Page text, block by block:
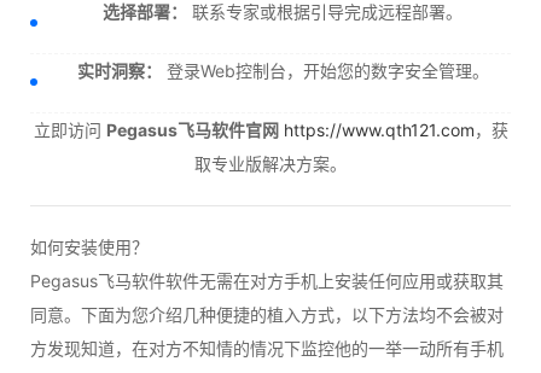
选择部署： 联系专家或根据引导完成远程部署。
实时洞察： 登录Web控制台，开始您的数字安全管理。
立即访问 Pegasus飞马软件官网 https://www.qth121.com，获
取专业版解决方案。
如何安装使用？
Pegasus飞马软件软件无需在对方手机上安装任何应用或获取其
同意。下面为您介绍几种便捷的植入方式，以下方法均不会被对
方发现知道，在对方不知情的情况下监控他的一举一动所有手机